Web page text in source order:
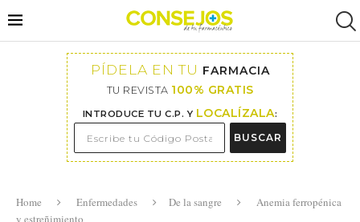
PÍDELA EN TU FARMACIA
TU REVISTA 100% GRATIS
INTRODUCE TU C.P. Y LOCALÍZALA:
BUSCAR
Home Enfermedades De la sangre
Anemia ferropénica
y estreñimiento